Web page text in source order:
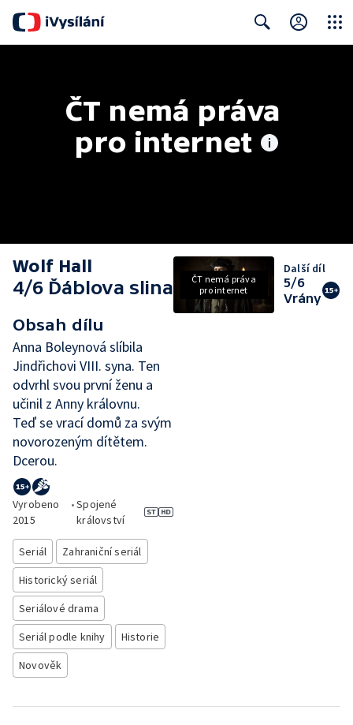
ČT nemá práva
pro internet
Wolf Hall
4/6 Ďáblova slina
Obsah dílu
Anna Boleynová slíbila
Jindřichovi VIII. syna. Ten
odvrhl svou první ženu a
učinil z Anny královnu.
Teď se vrací domů za svým
novorozeným dítětem.
Dcerou.
Vyrobeno
2015
•Spojené
království
Seriál
Zahraniční seriál
Historický seriál
Seriálové drama
Seriál podle knihy
Historie
Novověk
ČT nemá práva
pro internet
Další díl
5/6
Vrány